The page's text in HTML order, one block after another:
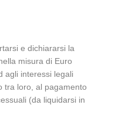
e dichiararsi la
misura di Euro
agli interessi legali
tra loro, al pagamento
(da liquidarsi in